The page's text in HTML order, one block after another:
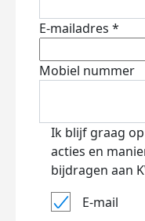
E-mailadres *
Mobiel nummer
Ik blijf graag
acties en
bijdragen aan
E-mail